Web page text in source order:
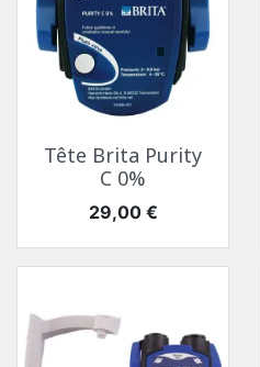
Tête Brita Purity
C 0%
Prix
29,00 €